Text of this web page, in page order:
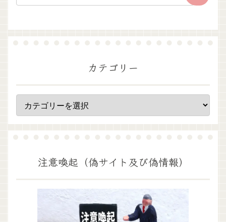
カテゴリー
注意喚起（偽サイト及び偽情報）